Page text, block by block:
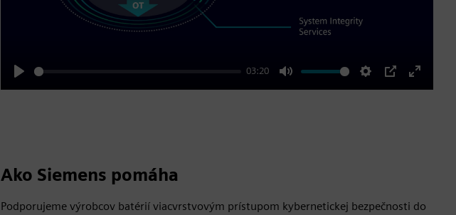
Play
03:20
Mute Settings
PIP
Enter
Ako Siemens pomáha
Podporujeme výrobcov batérií viacvrstvovým prístupom kybernetickej bezpečnosti do